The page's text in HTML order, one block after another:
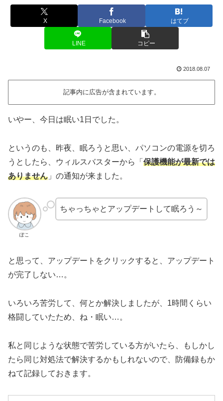
X Facebook はてブ
LINE コピー
2018.08.07
記事内に広告が含まれています。
いやー、今日は眠い1日でした。
というのも、昨夜、眠ろうと思い、パソコンの電源を切ろ
うとしたら、ウィルスバスターから「 保護機能が最新では
ありません 」の通知が来ました。
ぽこ
ちゃっちゃとアップデートして眠ろう～
と思って、アップデートをクリックすると、アップデート
が完了しない…。
いろいろ苦労して、何とか解決しましたが、1時間くらい
格闘していたため、ね・眠い…。
私と同じような状態で苦労している方がいたら、もしかし
たら同じ対処法で解決するかもしれないので、防備録もか
ねて記録しておきます。